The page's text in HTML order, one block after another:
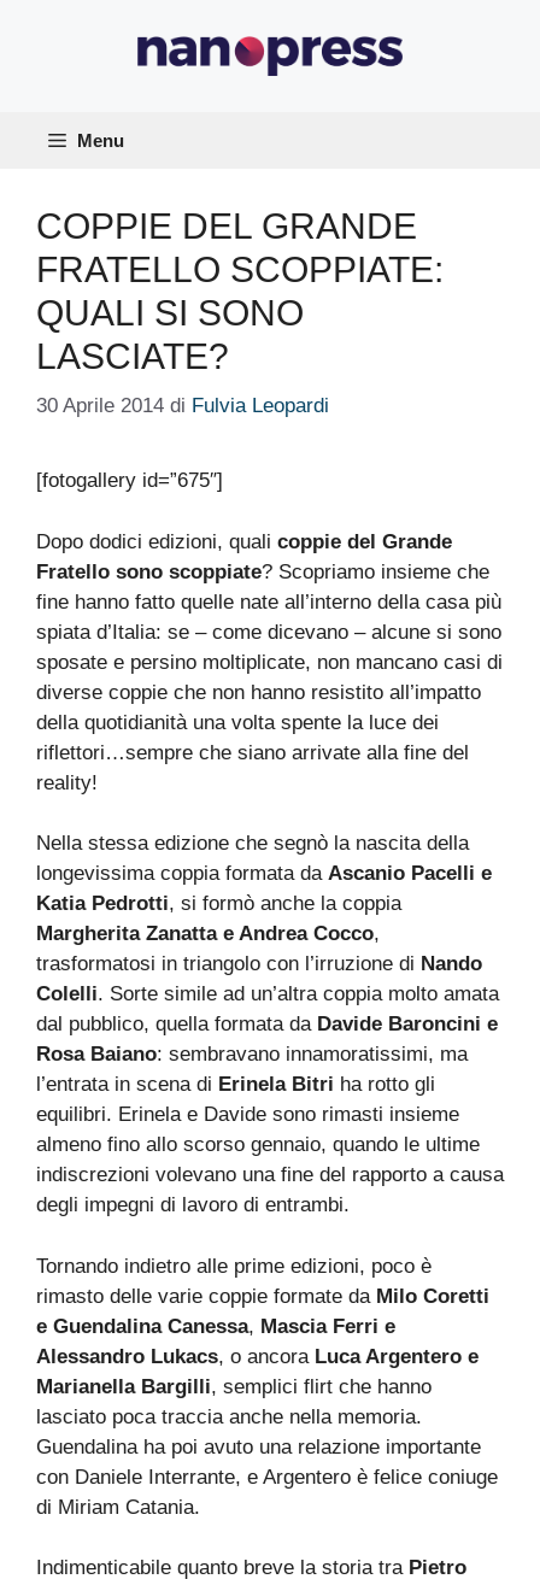
Menu
COPPIE DEL GRANDE
FRATELLO SCOPPIATE:
QUALI SI SONO
LASCIATE?
30 Aprile 2014 di Fulvia Leopardi
[fotogallery id=”675″]
Dopo dodici edizioni, quali coppie del Grande
Fratello sono scoppiate? Scopriamo insieme che
fine hanno fatto quelle nate all’interno della casa più
spiata d’Italia: se – come dicevano – alcune si sono
sposate e persino moltiplicate, non mancano casi di
diverse coppie che non hanno resistito all’impatto
della quotidianità una volta spente la luce dei
riflettori…sempre che siano arrivate alla fine del
reality!
Nella stessa edizione che segnò la nascita della
longevissima coppia formata da Ascanio Pacelli e
Katia Pedrotti, si formò anche la coppia
Margherita Zanatta e Andrea Cocco,
trasformatosi in triangolo con l’irruzione di Nando
Colelli. Sorte simile ad un’altra coppia molto amata
dal pubblico, quella formata da Davide Baroncini e
Rosa Baiano: sembravano innamoratissimi, ma
l’entrata in scena di Erinela Bitri ha rotto gli
equilibri. Erinela e Davide sono rimasti insieme
almeno fino allo scorso gennaio, quando le ultime
indiscrezioni volevano una fine del rapporto a causa
degli impegni di lavoro di entrambi.
Tornando indietro alle prime edizioni, poco è
rimasto delle varie coppie formate da Milo Coretti
e Guendalina Canessa, Mascia Ferri e
Alessandro Lukacs, o ancora Luca Argentero e
Marianella Bargilli, semplici flirt che hanno
lasciato poca traccia anche nella memoria.
Guendalina ha poi avuto una relazione importante
con Daniele Interrante, e Argentero è felice coniuge
di Miriam Catania.
Indimenticabile quanto breve la storia tra Pietro